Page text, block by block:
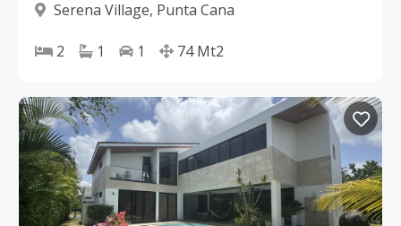
Serena Village, Punta Cana
2 1 1 74 Mt2